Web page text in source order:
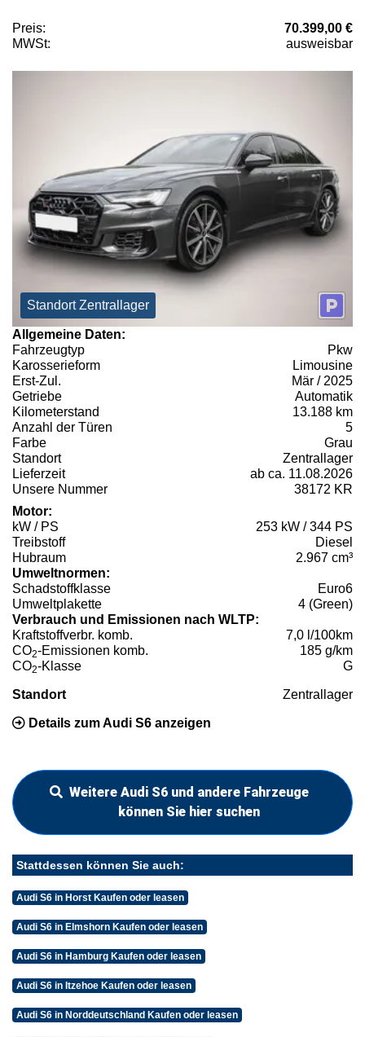
Preis:
70.399,00 €
MWSt:
ausweisbar
Standort Zentrallager
Allgemeine Daten:
Fahrzeugtyp
Pkw
Karosserieform
Limousine
Erst-Zul.
Mär / 2025
Getriebe
Automatik
Kilometerstand
13.188 km
Anzahl der Türen
5
Farbe
Grau
Standort
Zentrallager
Lieferzeit
ab ca. 11.08.2026
Unsere Nummer
38172 KR
Motor:
kW / PS
253 kW / 344 PS
Treibstoff
Diesel
Hubraum
2.967 cm³
Umweltnormen:
Schadstoffklasse
Euro6
Umweltplakette
4 (Green)
Verbrauch und Emissionen nach WLTP:
Kraftstoffverbr. komb.
7,0 l/100km
CO2-Emissionen komb.
185 g/km
CO2-Klasse G
Standort Zentrallager
Details zum Audi S6 anzeigen
Weitere Audi S6 und andere Fahrzeuge
können Sie hier suchen
Stattdessen können Sie auch:
Audi S6 in Horst Kaufen oder leasen
Audi S6 in Elmshorn Kaufen oder leasen
Audi S6 in Hamburg Kaufen oder leasen
Audi S6 in Itzehoe Kaufen oder leasen
Audi S6 in Norddeutschland Kaufen oder leasen